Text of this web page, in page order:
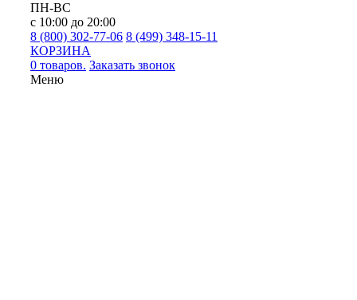
ПН-ВС
с 10:00 до 20:00
8 (800) 302-77-06 8 (499) 348-15-11
КОРЗИНА
0 товаров. Заказать звонок
Меню